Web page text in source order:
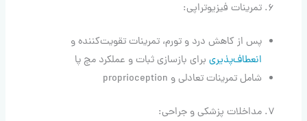
تمرینات فیزیوتراپی:
پس از کاهش درد و تورم، تمرینات تقویت‌کننده و
انعطاف‌پذیری برای بازسازی ثبات و عملکرد مچ پا
شامل تمرینات تعادلی و proprioception
مداخلات پزشکی و جراحی: